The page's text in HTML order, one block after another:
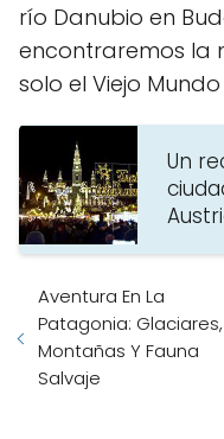
río Danubio en
encontraremos la
solo el Viejo
Un
Aventura En La
Patagonia: Glaciares,
Montañas Y Fauna
Salvaje